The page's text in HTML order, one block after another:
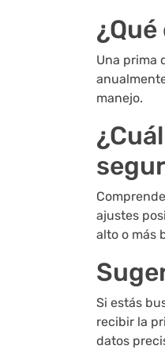
Una prima
manejo.
ajustes
alto o más
Si estás
recibir la
datos